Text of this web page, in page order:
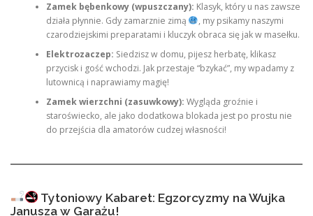
Zamek bębenkowy (wpuszczany): Klasyk, który u nas zawsze
działa płynnie. Gdy zamarznie zimą
, my psikamy naszymi
czarodziejskimi preparatami i kluczyk obraca się jak w masełku.
Elektrozaczep: Siedzisz w domu, pijesz herbatę, klikasz
przycisk i gość wchodzi. Jak przestaje “bzykać”, my wpadamy z
lutownicą i naprawiamy magię!
Zamek wierzchni (zasuwkowy): Wygląda groźnie i
staroświecko, ale jako dodatkowa blokada jest po prostu nie
do przejścia dla amatorów cudzej własności!
Tytoniowy Kabaret: Egzorcyzmy na Wujka
Janusza w Garażu!